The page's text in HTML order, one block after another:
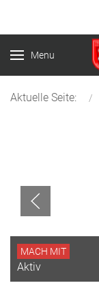
Menu
Aktuelle Seite:
MACH MIT
Aktiv